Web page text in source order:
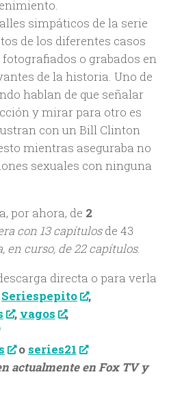
simpáticos de la serie
de los diferentes casos
o grabados en
de la historia. Uno de
hablan de que señalar
y mirar para otro es
con un Bill Clinton
mientras aseguraba no
sexuales con ninguna
por ahora, de 2
con 13 capítulosde 43
en curso, de 22 capítulos.
directa o para verla
Seriespepito
,
, vagos
,
o series21
actualmente en Fox TV y